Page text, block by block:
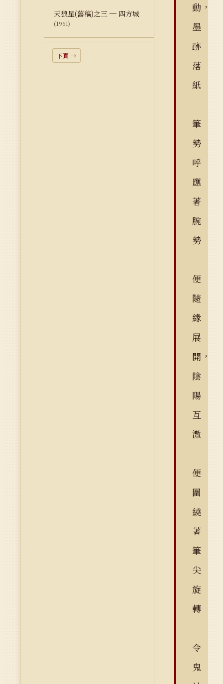
天狼星(舊稿)之三 ─ 四方城
(1961)
下頁 →
動，
墨
跡
落
紙
筆
勢
呼
應
著
腕
勢
便
隨
緣
展
開，
陰
陽
互
激
便
圍
繞
著
筆
尖
旋
轉
令
鬼